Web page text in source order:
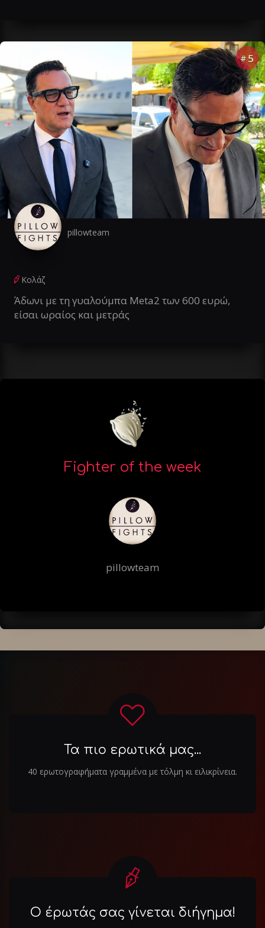
# 5
pillowteam
Κολάζ
Άδωνι με τη γυαλούμπα Meta2 των 600 ευρώ,
είσαι ωραίος και μετράς
Fighter of the week
pillowteam
Τα πιο ερωτικά μας...
40 ερωτογραφήματα γραμμένα με τόλμη κι ειλικρίνεια.
Ο έρωτάς σας γίνεται διήγημα!